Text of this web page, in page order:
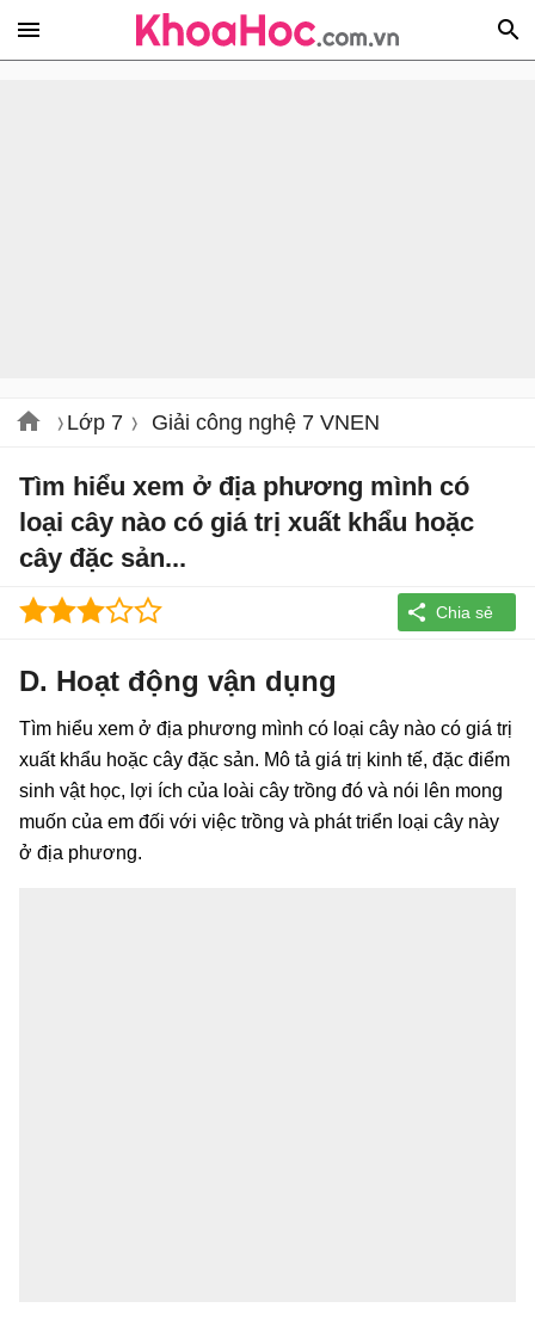
Lớp 7 Giải công nghệ 7 VNEN
Tìm hiểu xem ở địa phương mình có
loại cây nào có giá trị xuất khẩu hoặc
cây đặc sản...
D. Hoạt động vận dụng
Tìm hiểu xem ở địa phương mình có loại cây nào có giá trị
xuất khẩu hoặc cây đặc sản. Mô tả giá trị kinh tế, đặc điểm
sinh vật học, lợi ích của loài cây trồng đó và nói lên mong
muốn của em đối với việc trồng và phát triển loại cây này
ở địa phương.